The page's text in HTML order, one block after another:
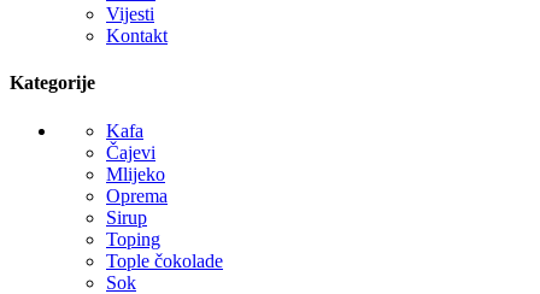
Vijesti
Kontakt
Kategorije
Kafa
Čajevi
Mlijeko
Oprema
Sirup
Toping
Tople čokolade
Sok